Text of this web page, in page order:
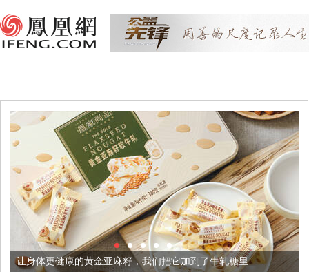
让身体更健康的黄金亚麻籽，我们把它加到了牛轧糖里